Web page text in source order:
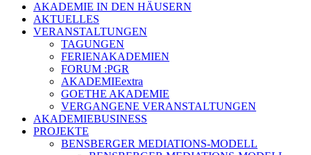
AKADEMIE IN DEN HÄUSERN
AKTUELLES
VERANSTALTUNGEN
TAGUNGEN
FERIENAKADEMIEN
FORUM :PGR
AKADEMIEextra
GOETHE AKADEMIE
VERGANGENE VERANSTALTUNGEN
AKADEMIEBUSINESS
PROJEKTE
BENSBERGER MEDIATIONS-MODELL